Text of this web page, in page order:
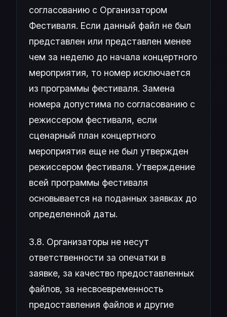
согласованию с Организатором
Фестиваля. Если данный файл не был
представлен или представлен менее
чем за неделю до начала концертного
мероприятия, то номер исключается
из программы фестиваля. Замена
номера допустима по согласованию с
режиссером фестиваля, если
сценарный план концертного
мероприятия еще не был утвержден
режиссером фестиваля. Утверждение
всей программы фестиваля
основывается на поданных заявках до
определенной даты.
3.8. Организаторы не несут
ответственности за опечатки в
заявке, за качество предоставленных
файлов, за несвоевременность
предоставления файлов и другие